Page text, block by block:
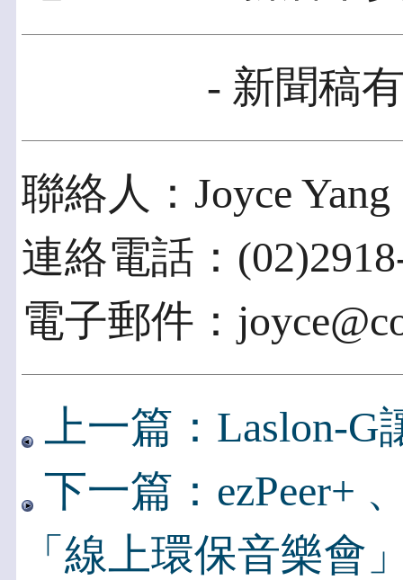
- 新聞稿
聯絡人：Joyce Yang
連絡電話：
電子郵件：
上一篇：Laslon-
下一篇：ezPeer+
「線上環保音樂會